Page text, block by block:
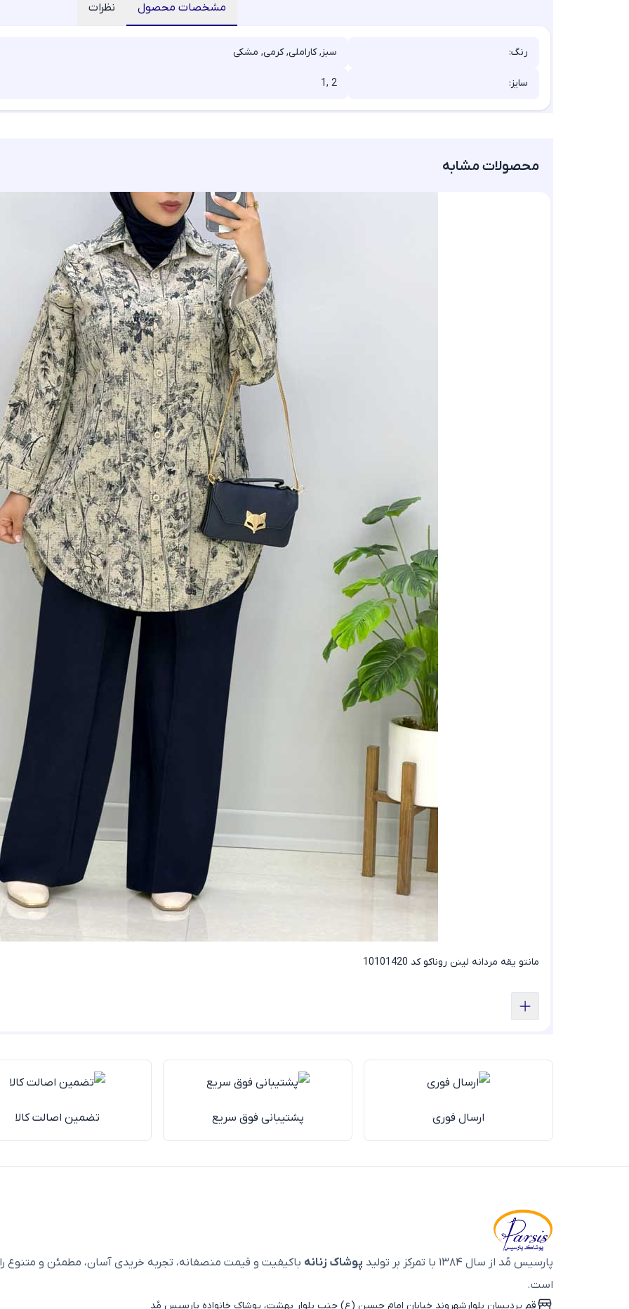
مشخصات محصول نظرات
رنگ: سبز, کاراملی, کرمی, مشکی
سایز: 1, 2
محصولات مشابه
مانتو یقه مردانه لینن روناکو کد 10101420
ارسال فوری پشتیبانی فوق سریع تضمین اصالت کالا
پارسیس مُد از سال ۱۳۸۴ با تمرکز بر تولید پوشاک زنانه باکیفیت و قیمت منصفانه، تجربه خریدی آسان، مطمئن و متنوع
است.
قم پردیسان بلوارشهروند خیابان امام حسین (ع) جنب بلوار بهشت، پوشاک خانواده پارسیس مُد